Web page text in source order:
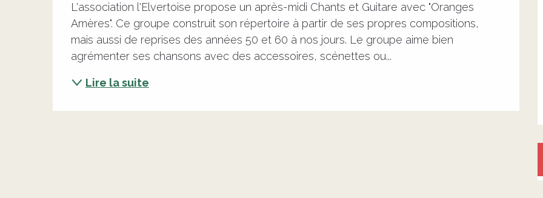
L'association l'Elvertoise propose un après-midi Chants et Guitare avec "Oranges
Amères". Ce groupe construit son répertoire à partir de ses propres compositions,
mais aussi de reprises des années 50 et 60 à nos jours. Le groupe aime bien
agrémenter ses chansons avec des accessoires, scénettes ou...
Lire la suite